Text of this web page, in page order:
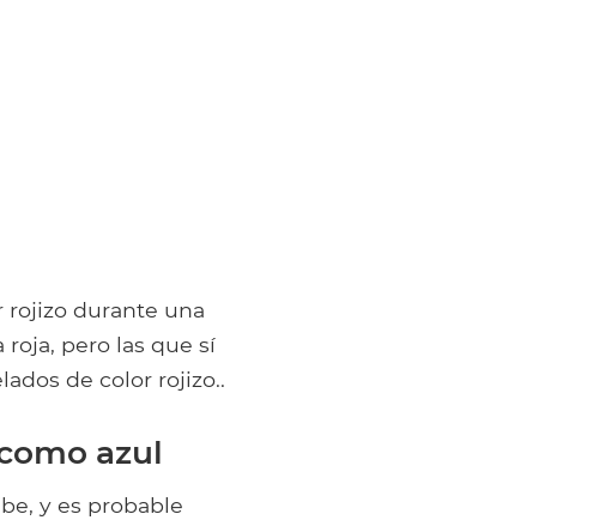
rojizo durante una
roja, pero las que sí
de color rojizo..
azul
y es probable